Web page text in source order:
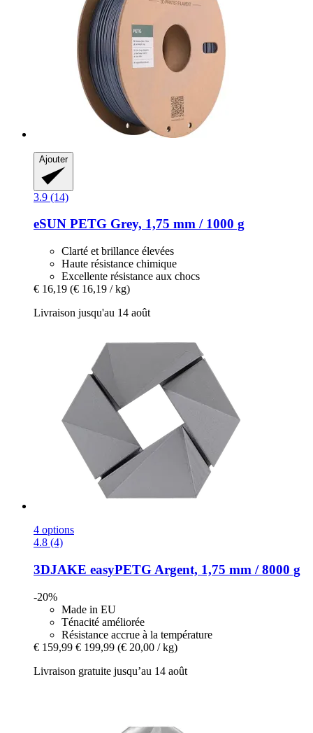
Ajouter
3.9 (14)
eSUN PETG Grey, 1,75 mm / 1000 g
Clarté et brillance élevées
Haute résistance chimique
Excellente résistance aux chocs
€ 16,19 (€ 16,19 / kg)
Livraison jusqu'au 14 août
4 options
4.8 (4)
3DJAKE easyPETG Argent, 1,75 mm / 8000 g
-20%
Made in EU
Ténacité améliorée
Résistance accrue à la température
€ 159,99 € 199,99 (€ 20,00 / kg)
Livraison gratuite jusqu’au 14 août